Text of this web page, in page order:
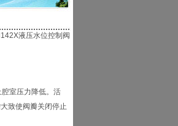
液压水位控制阀
室压力降低。活
致使阀瓣关闭停止